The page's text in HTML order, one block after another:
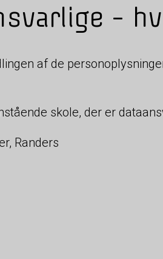
-
af de
skole, der er
Randers